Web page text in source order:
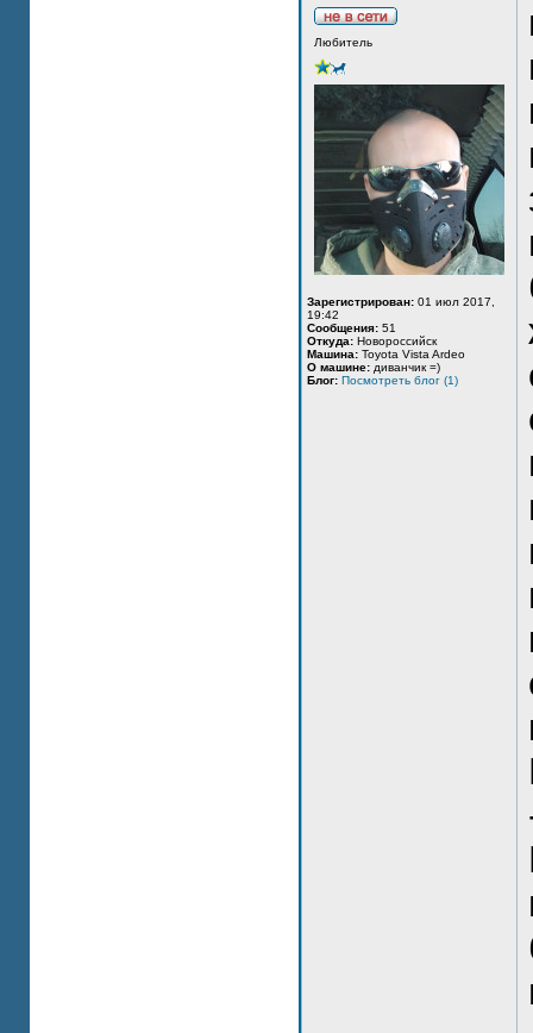
Любитель
Зарегистрирован: 01 июл 2017,
19:42
Сообщения: 51
Откуда: Новороссийск
Машина: Toyota Vista Ardeo
О машине: диванчик =)
Блог: Посмотреть блог (1)